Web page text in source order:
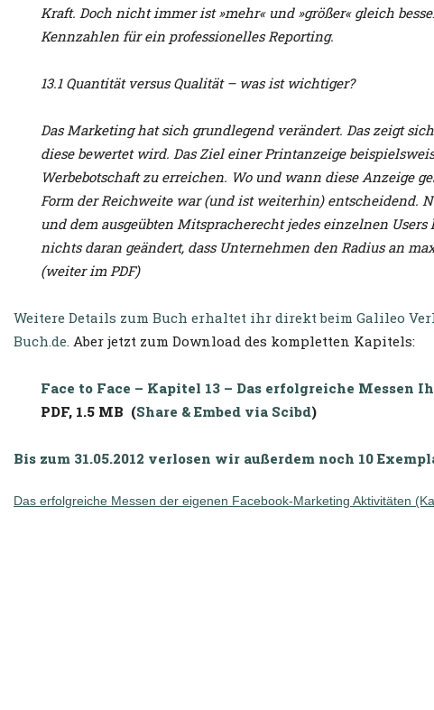
Kraft. Doch nicht immer ist »mehr« und »größer« gleich
Kennzahlen für ein professionelles Reporting.
13.1 Quantität versus Qualität – was ist wichtiger?
Das Marketing hat sich grundlegend verändert. Das zeigt
diese bewertet wird. Das Ziel einer Printanzeige
Werbebotschaft zu erreichen. Wo und wann diese Anzeige
Form der Reichweite war (und ist weiterhin) entscheidend.
und dem ausgeübten Mitspracherecht jedes einzelnen
nichts daran geändert, dass Unternehmen den Radius an
(weiter im PDF)
Weitere Details zum Buch erhaltet ihr direkt beim Galileo
Buch.de. Aber jetzt zum Download des kompletten Kapitels:
Face to Face – Kapitel 13 – Das erfolgreiche Messen
PDF, 1.5 MB (Share & Embed via Scibd)
Bis zum 31.05.2012 verlosen wir außerdem noch 10
Das erfolgreiche Messen der eigenen Facebook-Marketing Aktivitäten